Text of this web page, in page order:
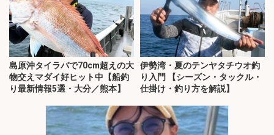
島原沖タイラバで70cm超えの大
物交えマダイ好ヒット中【船釣
り最新情報5選・大分／熊本】
伊勢湾・夏のテンヤタチウオ釣
り入門 【シーズン・タックル・
仕掛け・釣り方を解説】